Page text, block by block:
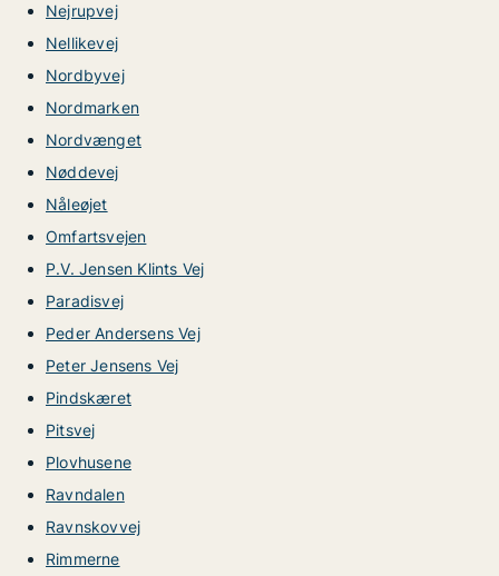
Nejrupvej
Nellikevej
Nordbyvej
Nordmarken
Nordvænget
Nøddevej
Nåleøjet
Omfartsvejen
P.V. Jensen Klints Vej
Paradisvej
Peder Andersens Vej
Peter Jensens Vej
Pindskæret
Pitsvej
Plovhusene
Ravndalen
Ravnskovvej
Rimmerne